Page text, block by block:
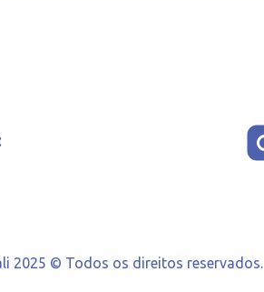
2025 © Todos os direitos reservados.